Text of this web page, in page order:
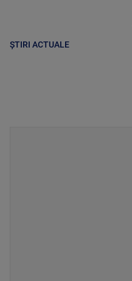
ȘTIRI ACTUALE